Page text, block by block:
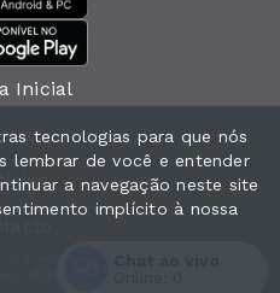
Inicial
tecnologias para que nós
lembrar de você e entender
a navegação neste site
implícito à nossa